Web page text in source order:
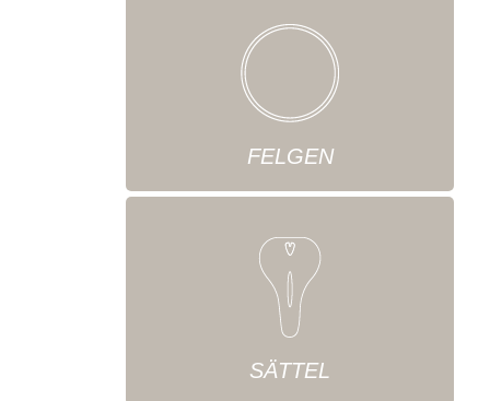
FELGEN
SÄTTEL